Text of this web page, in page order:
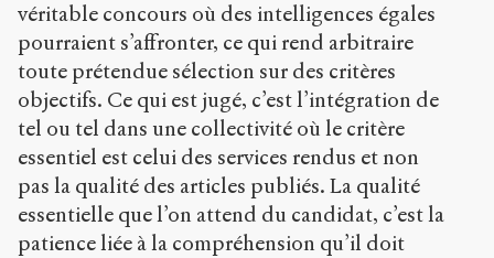
véritable concours où des intelligences égales
pourraient s’affronter, ce qui rend arbitraire
toute prétendue sélection sur des critères
objectifs. Ce qui est jugé, c’est l’intégration de
tel ou tel dans une collectivité où le critère
essentiel est celui des services rendus et non
pas la qualité des articles publiés. La qualité
essentielle que l’on attend du candidat, c’est la
patience liée à la compréhension qu’il doit